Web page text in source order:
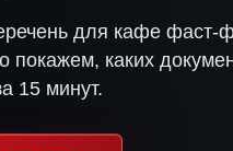
для кафе фаст-
покажем, каких
15 минут.